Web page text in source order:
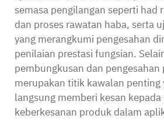
semasa pengilangan seperti had
dan proses rawatan haba, serta
yang merangkumi pengesahan
penilaian prestasi fungsian.
pembungkusan dan pengesahan
merupakan titik kawalan penting
langsung memberi kesan
keberkesanan produk dalam